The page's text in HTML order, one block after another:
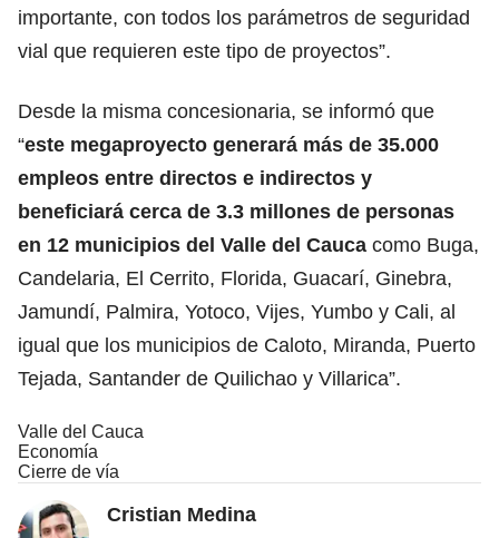
importante, con todos los parámetros de seguridad
vial que requieren este tipo de proyectos”.
Desde la misma concesionaria, se informó que
“este megaproyecto generará más de 35.000
empleos entre directos e indirectos y
beneficiará cerca de 3.3 millones de personas
en 12 municipios del Valle del Cauca como Buga,
Candelaria, El Cerrito, Florida, Guacarí, Ginebra,
Jamundí, Palmira, Yotoco, Vijes, Yumbo y Cali, al
igual que los municipios de Caloto, Miranda, Puerto
Tejada, Santander de Quilichao y Villarica”.
Valle del Cauca
Economía
Cierre de vía
Cristian Medina